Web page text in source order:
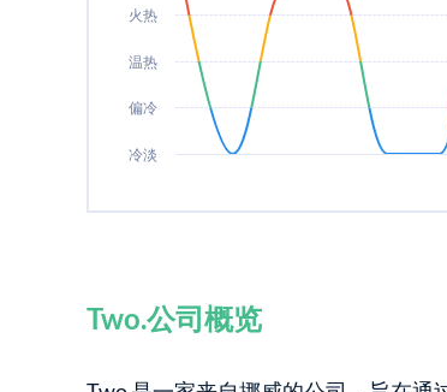
冷淡
偏冷
温热
火热
Two.公司概览